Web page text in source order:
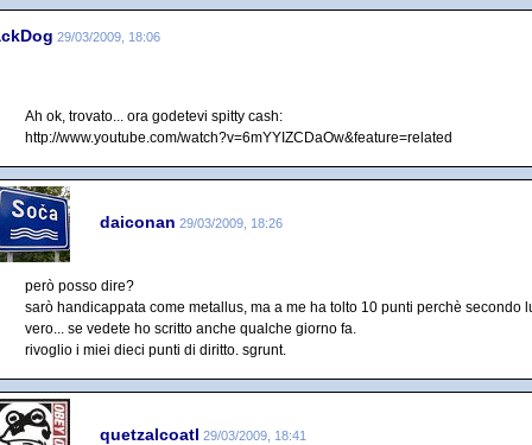
29/03/2009, 18:06
Ah ok, trovato... ora godetevi spitty cash:
http://www.youtube.com/watch?v=6mYYIZCDaOw&feature=related
daiconan 29/03/2009, 18:26
però posso dire?
sarò handicappata come metallus, ma a me ha tolto 10 punti perchè secondo
vero... se vedete ho scritto anche qualche giorno fa.
rivoglio i miei dieci punti di diritto. sgrunt.
quetzalcoatl 29/03/2009, 18:41